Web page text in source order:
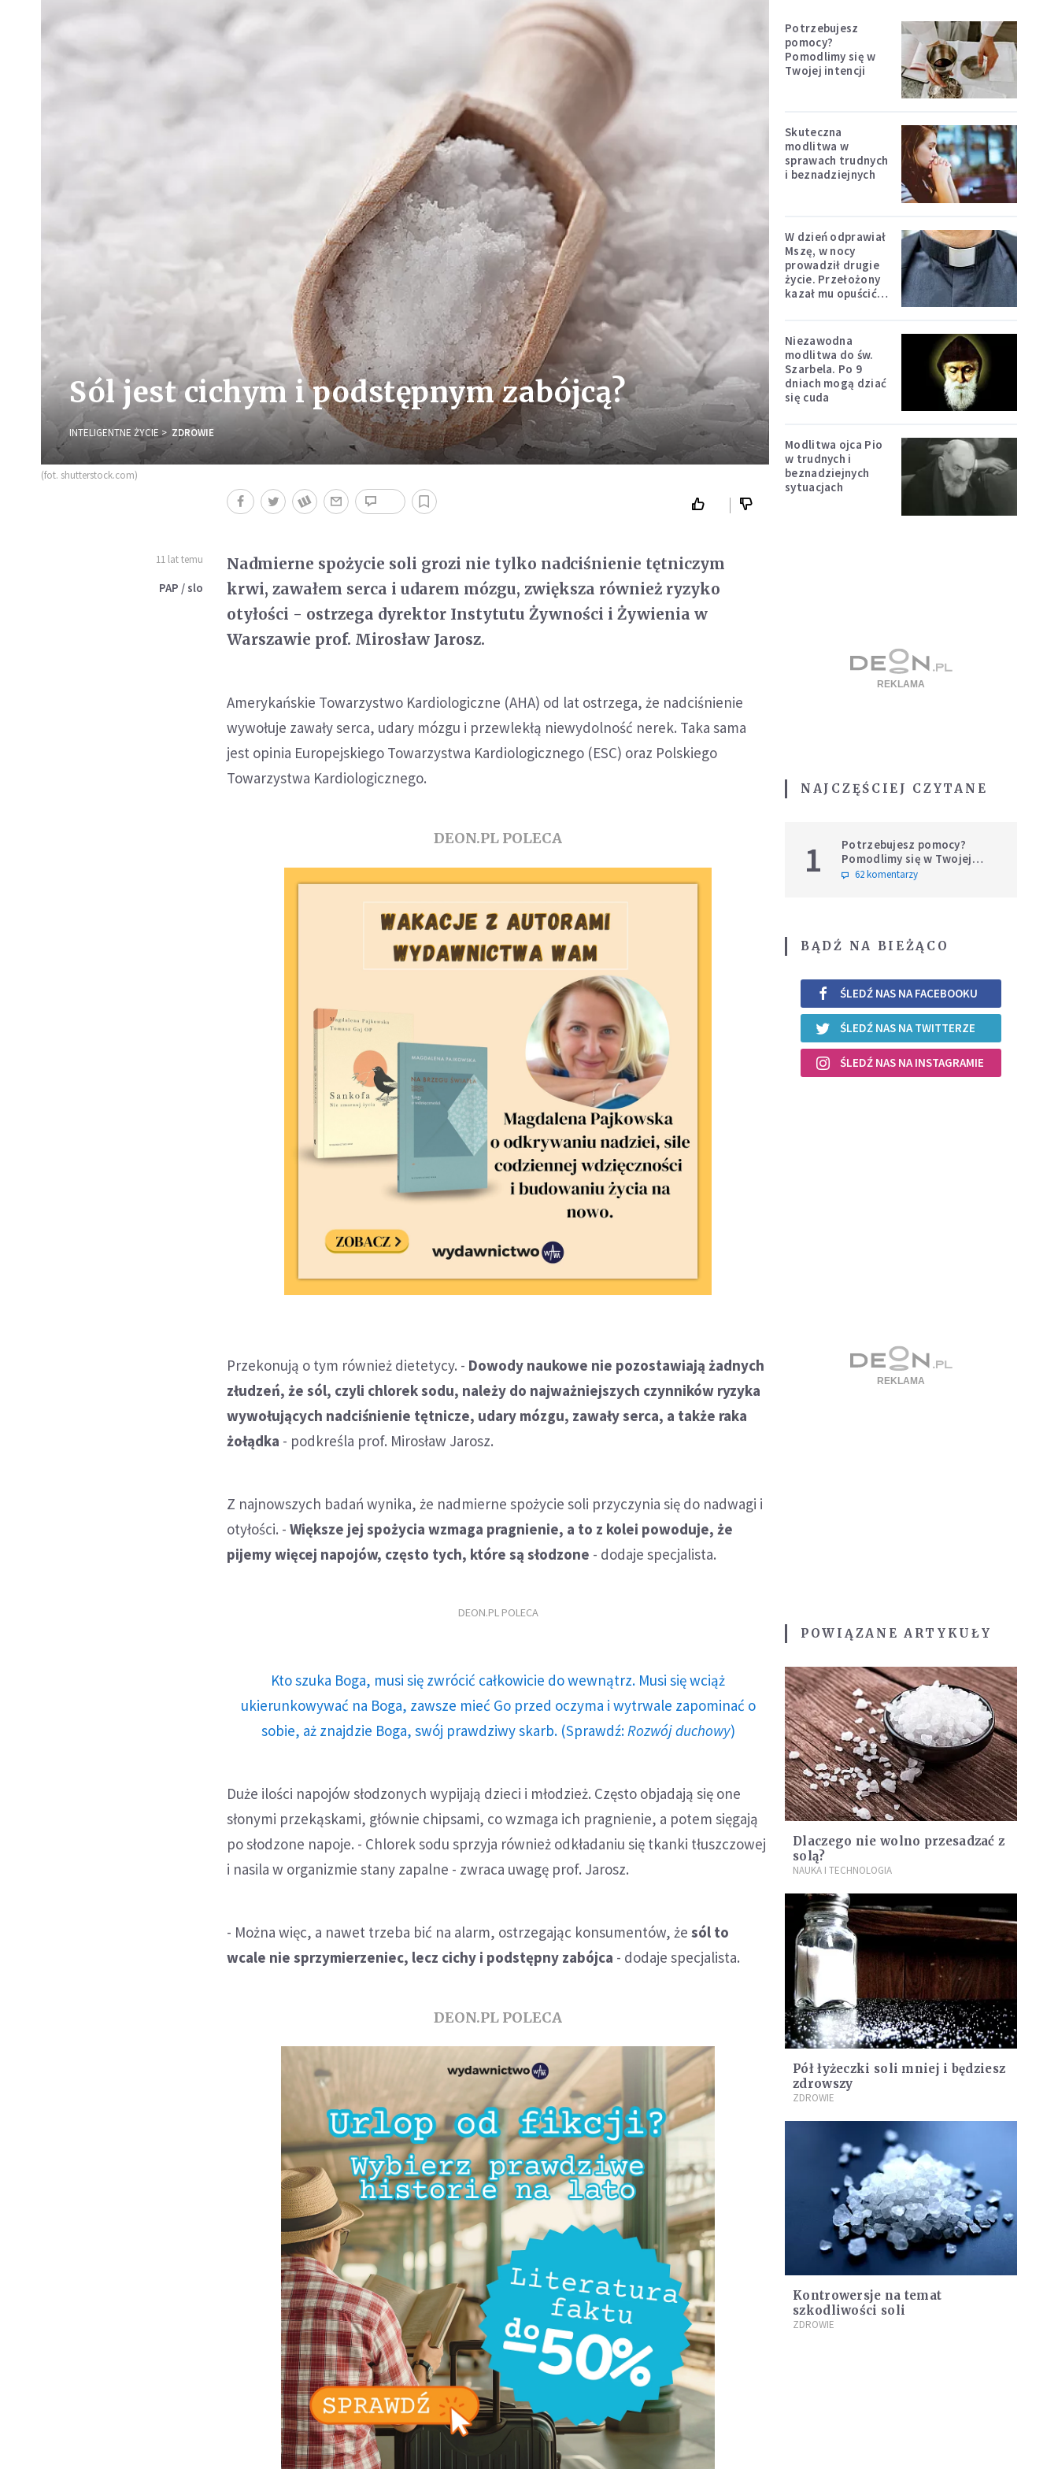
Sól jest cichym i podstępnym zabójcą?
INTELIGENTNE ŻYCIE ZDROWIE
(fot. shutterstock.com)
11 lat temu
PAP / slo
Nadmierne spożycie soli grozi nie tylko nadciśnienie tętniczym
krwi, zawałem serca i udarem mózgu, zwiększa również ryzyko
otyłości - ostrzega dyrektor Instytutu Żywności i Żywienia w
Warszawie prof. Mirosław Jarosz.
Amerykańskie Towarzystwo Kardiologiczne (AHA) od lat ostrzega, że nadciśnienie
wywołuje zawały serca, udary mózgu i przewlekłą niewydolność nerek. Taka sama
jest opinia Europejskiego Towarzystwa Kardiologicznego (ESC) oraz Polskiego
Towarzystwa Kardiologicznego.
DEON.PL POLECA
Przekonują o tym również dietetycy. - Dowody naukowe nie pozostawiają żadnych
złudzeń, że sól, czyli chlorek sodu, należy do najważniejszych czynników ryzyka
wywołujących nadciśnienie tętnicze, udary mózgu, zawały serca, a także raka
żołądka - podkreśla prof. Mirosław Jarosz.
Z najnowszych badań wynika, że nadmierne spożycie soli przyczynia się do nadwagi i
otyłości. -Większe jej spożycia wzmaga pragnienie, a to z kolei powoduje, że
pijemy więcej napojów, często tych, które są słodzone - dodaje specjalista.
DEON.PL POLECA
Kto szuka Boga, musi się zwrócić całkowicie do wewnątrz. Musi się wciąż
ukierunkowywać na Boga, zawsze mieć Go przed oczyma i wytrwale zapominać o
sobie, aż znajdzie Boga, swój prawdziwy skarb. (Sprawdź: Rozwój duchowy)
Duże ilości napojów słodzonych wypijają dzieci i młodzież. Często objadają się one
słonymi przekąskami, głównie chipsami, co wzmaga ich pragnienie, a potem sięgają
po słodzone napoje. - Chlorek sodu sprzyja również odkładaniu się tkanki tłuszczowej
i nasila w organizmie stany zapalne - zwraca uwagę prof. Jarosz.
- Można więc, a nawet trzeba bić na alarm, ostrzegając konsumentów, żesól to
wcale nie sprzymierzeniec, lecz cichy i podstępny zabójca - dodaje specjalista.
DEON.PL POLECA
Potrzebujesz
pomocy?
Pomodlimy się w
Twojej intencji
Skuteczna
modlitwa w
sprawach trudnych
i beznadziejnych
W dzień odprawiał
Mszę, w nocy
prowadził drugie
życie. Przełożony
kazał mu opuścić
Niezawodna
modlitwa do św.
Szarbela. Po 9
dniach mogą dziać
się cuda
Modlitwa ojca Pio
w trudnych i
beznadziejnych
sytuacjach
NAJCZĘŚCIEJ CZYTANE
1
Potrzebujesz pomocy?
Pomodlimy się w Twojej
intencji
62 komentarzy
BĄDŹ NA BIEŻĄCO
ŚLEDŹ NAS NA FACEBOOKU
ŚLEDŹ NAS NA TWITTERZE
ŚLEDŹ NAS NA INSTAGRAMIE
POWIĄZANE ARTYKUŁY
Dlaczego nie wolno przesadzać z
solą?
NAUKA I TECHNOLOGIA
Pół łyżeczki soli mniej i będziesz
zdrowszy
ZDROWIE
Kontrowersje na temat
szkodliwości soli
ZDROWIE